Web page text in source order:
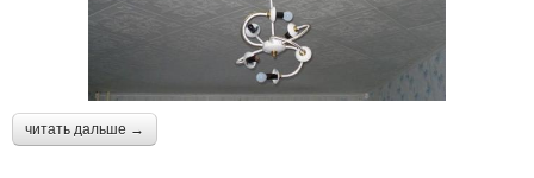
читать дальше →